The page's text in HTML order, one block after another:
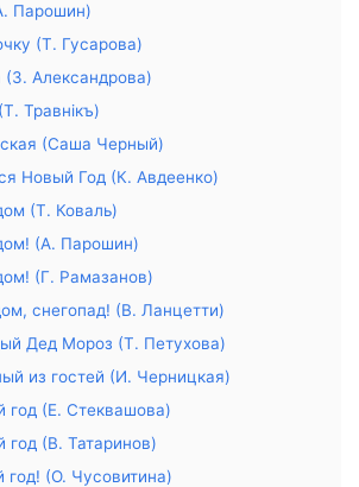
Парошин)
(Т. Гусарова)
(З. Александрова)
Травнiкъ)
(Саша Черный)
Новый Год (К. Авдеенко)
(Т. Коваль)
(А. Парошин)
(Г. Рамазанов)
снегопад! (В. Ланцетти)
Дед Мороз (Т. Петухова)
из гостей (И. Черницкая)
год (Е. Стеквашова)
год (В. Татаринов)
(О. Чусовитина)